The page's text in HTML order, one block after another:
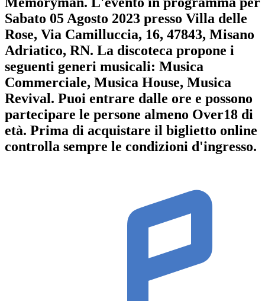
Sabato 05 Agosto 2023 presso Villa delle
Rose, Via Camilluccia, 16, 47843, Misano
Adriatico, RN. La discoteca propone i
seguenti generi musicali: Musica
Commerciale, Musica House, Musica
Revival. Puoi entrare dalle ore e possono
partecipare le persone almeno Over18 di
età. Prima di acquistare il biglietto online
controlla sempre le condizioni d'ingresso.